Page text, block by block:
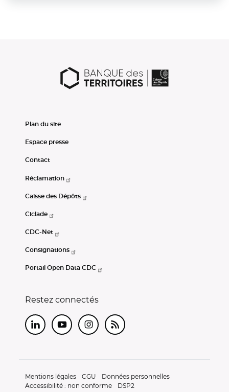
Plan du site
Espace presse
Contact
Réclamation
Caisse des Dépôts
Ciclade
CDC-Net
Consignations
Portail Open Data CDC
Restez connectés
LinkedInYoutubeInstagram
RSS
Mentions légales CGU
Données personnelles
Accessibilité : non conforme
DSP2